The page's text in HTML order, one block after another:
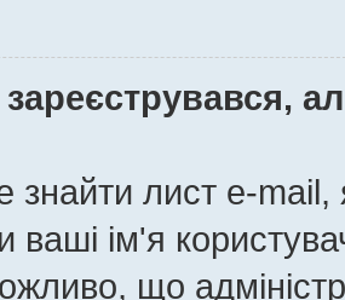
знайти лист e-mail,
ваші ім'я
що